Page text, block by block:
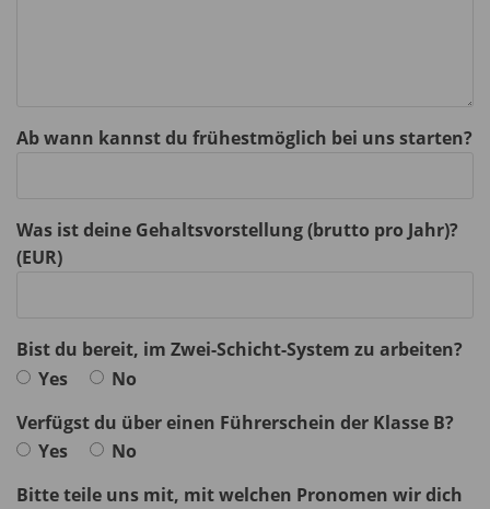
Ab wann kannst du frühestmöglich bei uns starten?
Was ist deine Gehaltsvorstellung (brutto pro Jahr)?
(EUR)
Bist du bereit, im Zwei-Schicht-System zu arbeiten?
Yes
No
Verfügst du über einen Führerschein der Klasse B?
Yes
No
Bitte teile uns mit, mit welchen Pronomen wir dich